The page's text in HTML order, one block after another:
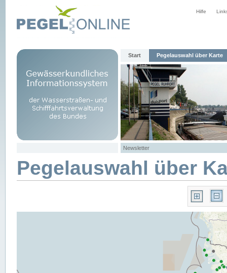
Hilfe
Start Pegelauswahl über Karte
Newsletter
Pegelauswahl über